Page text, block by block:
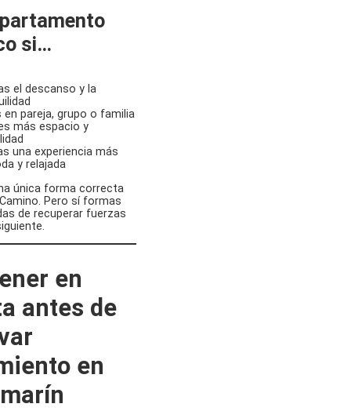
si…
el descanso y la
en pareja, grupo o familia
más espacio y
una experiencia más
y relajada
única forma correcta
Pero sí formas
de recuperar fuerzas
en
antes de
en